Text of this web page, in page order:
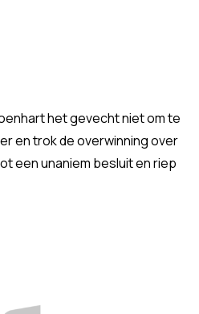
het gevecht niet om te
en trok de overwinning over
een unaniem besluit en riep